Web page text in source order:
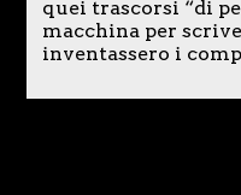
quei trascorsi “di
macchina per
inventassero i